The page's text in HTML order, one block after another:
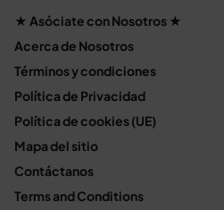
★ Asóciate con Nosotros ★
Acerca de Nosotros
Términos y condiciones
Política de Privacidad
Política de cookies (UE)
Mapa del sitio
Contáctanos
Terms and Conditions